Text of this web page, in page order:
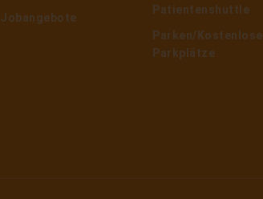
Jobangebote
Patientenshuttle
Parken/Kostenlose
Parkplätze